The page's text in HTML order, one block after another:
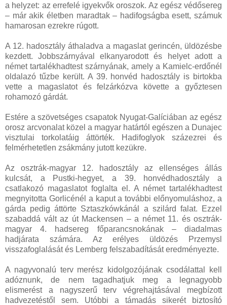
a helyzet: az errefelé igyekvők oroszok. Az egész védősereg
– már akik életben maradtak – hadifogságba esett, számuk
hamarosan ezrekre rúgott.
A 12. hadosztály áthaladva a magaslat gerincén, üldözésbe
kezdett. Jobbszárnyával elkanyarodott és helyet adott a
német tartalékhadtest szárnyának, amely a Kamielc-erdőnél
oldalazó tűzbe került. A 39. honvéd hadosztály is birtokba
vette a magaslatot és felzárkózva követte a győztesen
rohamozó gárdát.
Estére a szövetséges csapatok Nyugat-Galíciában az egész
orosz arcvonalat közel a magyar határtól egészen a Dunajec
visztulai torkolatáig áttörték. Hadifoglyok százezrei és
felmérhetetlen zsákmány jutott kezükre.
Az osztrák-magyar 12. hadosztály az ellenséges állás
kulcsát, a Pustki-hegyet, a 39. honvédhadosztály a
csatlakozó magaslatot foglalta el. A német tartalékhadtest
megnyitotta Gorlicénél a kaput a további előnyomuláshoz, a
gárda pedig áttörte Sztaszkówkánál a szilárd falat. Ezzel
szabaddá vált az út Mackensen – a német 11. és osztrák-
magyar 4. hadsereg főparancsnokának – diadalmas
hadjárata számára. Az erélyes üldözés Przemysl
visszafoglalását és Lemberg felszabadítását eredményezte.
A nagyvonalú terv merész kidolgozójának csodálattal kell
adóznunk, de nem tagadhatjuk meg a legnagyobb
elismerést a nagyszerű terv végrehajtásával megbízott
hadvezetéstől sem. Utóbbi a támadás sikerét biztosító